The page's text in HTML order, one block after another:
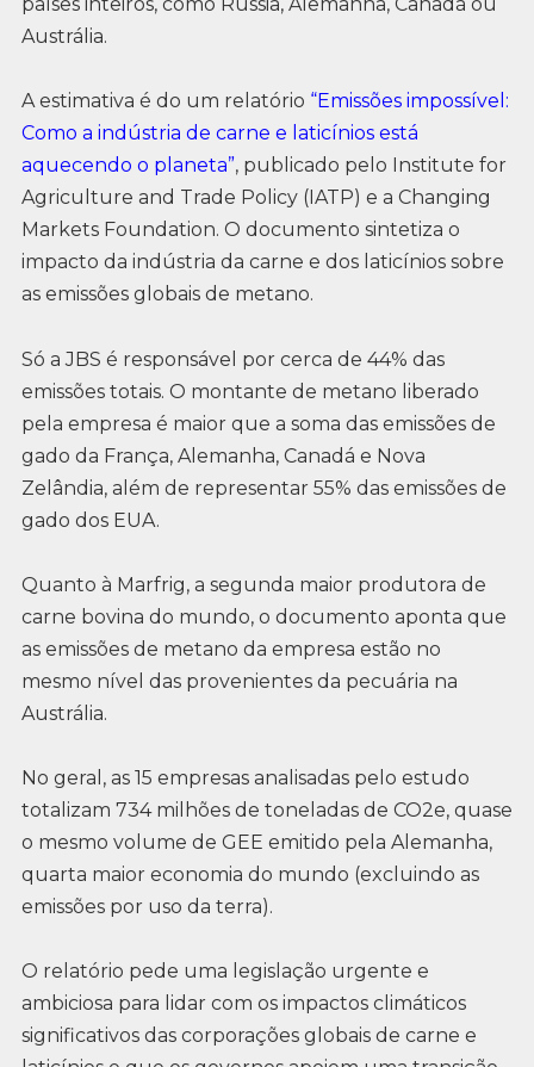
Austrália.
A estimativa é do um relatório “Emissões impossível:
Como a indústria de carne e laticínios está
aquecendo o planeta”, publicado pelo Institute for
Agriculture and Trade Policy (IATP) e a Changing
Markets Foundation. O documento sintetiza o
impacto da indústria da carne e dos laticínios sobre
as emissões globais de metano.
Só a JBS é responsável por cerca de 44% das
emissões totais. O montante de metano liberado
pela empresa é maior que a soma das emissões de
gado da França, Alemanha, Canadá e Nova
Zelândia, além de representar 55% das emissões de
gado dos EUA.
Quanto à Marfrig, a segunda maior produtora de
carne bovina do mundo, o documento aponta que
as emissões de metano da empresa estão no
mesmo nível das provenientes da pecuária na
Austrália.
No geral, as 15 empresas analisadas pelo estudo
totalizam 734 milhões de toneladas de CO2e, quase
o mesmo volume de GEE emitido pela Alemanha,
quarta maior economia do mundo (excluindo as
emissões por uso da terra).
O relatório pede uma legislação urgente e
ambiciosa para lidar com os impactos climáticos
significativos das corporações globais de carne e